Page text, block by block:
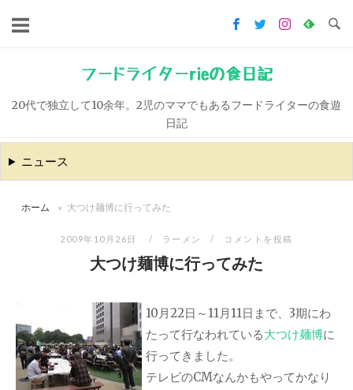
キ
ッ
フードライターrieの食日記
20代で独立して10余年。2児のママでもあるフードライターの食遊
日記
ニュース
ホーム » 大つけ麺博に行ってみた
2009年10月26日 ラーメン コメントを投稿
大つけ麺博に行ってみた
10月22日～11月11日まで、3期にわ
たって行なわれている大つけ麺博に
行ってきました。
テレビのCMなんかもやってかなり